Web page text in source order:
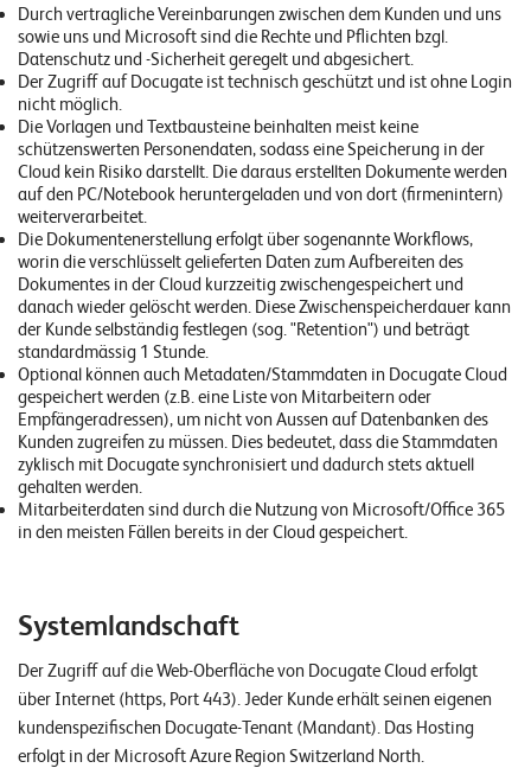
U
n
t
e
r
n
e
h
e
n
K
a
e
r
e
Durch vertragliche Vereinbarungen zwischen dem Kunden und uns
sowie uns und Microsoft sind die Rechte und Pflichten bzgl.
Datenschutz und -Sicherheit geregelt und abgesichert.
Der Zugriff auf Docugate ist technisch geschützt und ist ohne Login
nicht möglich.
Die Vorlagen und Textbausteine beinhalten meist keine
schützenswerten Personendaten, sodass eine Speicherung in der
Cloud kein Risiko darstellt. Die daraus erstellten Dokumente werden
auf den PC/Notebook heruntergeladen und von dort (firmenintern)
weiterverarbeitet.
Die Dokumentenerstellung erfolgt über sogenannte Workflows,
worin die verschlüsselt gelieferten Daten zum Aufbereiten des
Dokumentes in der Cloud kurzzeitig zwischengespeichert und
danach wieder gelöscht werden. Diese Zwischenspeicherdauer kann
der Kunde selbständig festlegen (sog. "Retention") und beträgt
standardmässig 1 Stunde.
Optional können auch Metadaten/Stammdaten in Docugate Cloud
gespeichert werden (z.B. eine Liste von Mitarbeitern oder
Empfängeradressen), um nicht von Aussen auf Datenbanken des
Kunden zugreifen zu müssen. Dies bedeutet, dass die Stammdaten
zyklisch mit Docugate synchronisiert und dadurch stets aktuell
gehalten werden.
Mitarbeiterdaten sind durch die Nutzung von Microsoft/Office 365
in den meisten Fällen bereits in der Cloud gespeichert.
Systemlandschaft
Der Zugriff auf die Web-Oberfläche von Docugate Cloud erfolgt
über Internet (https, Port 443). Jeder Kunde erhält seinen eigenen
kundenspezifischen Docugate-Tenant (Mandant). Das Hosting
erfolgt in der Microsoft Azure Region Switzerland North.